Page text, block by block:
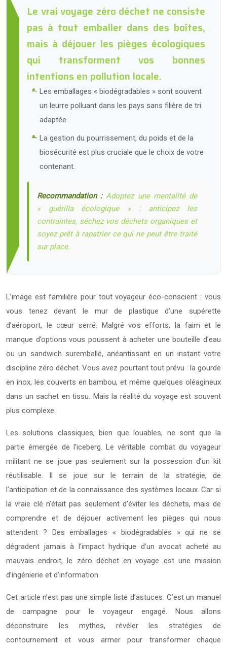
Le vrai voyage zéro déchet ne consiste
pas à tout emballer dans des boîtes,
mais à déjouer les pièges écologiques
qui transforment vos bonnes
intentions en pollution locale.
Les emballages « biodégradables » sont souvent
un leurre polluant dans les pays sans filière de tri
adaptée.
La gestion du pourrissement, du poids et de la
biosécurité est plus cruciale que le choix de votre
contenant.
Recommandation :Adoptez une mentalité de
« guérilla écologique » : anticipez les
contraintes, séchez vos déchets organiques et
soyez prêt à rapatrier ce qui ne peut être traité
sur place.
L’image est familière pour tout voyageur éco-conscient : vous
vous tenez devant le mur de plastique d’une supérette
d’aéroport, le cœur serré. Malgré vos efforts, la faim et le
manque d’options vous poussent à acheter une bouteille d’eau
ou un sandwich suremballé, anéantissant en un instant votre
discipline zéro déchet. Vous avez pourtant tout prévu : la gourde
en inox, les couverts en bambou, et même quelques oléagineux
dans un sachet en tissu. Mais la réalité du voyage est souvent
plus complexe.
Les solutions classiques, bien que louables, ne sont que la
partie émergée de l’iceberg. Le véritable combat du voyageur
militant ne se joue pas seulement sur la possession d’un kit
réutilisable. Il se joue sur le terrain de la stratégie, de
l’anticipation et de la connaissance des systèmes locaux. Car si
la vraie clé n’était pas seulement d’éviter les déchets, mais de
comprendre et de déjouer activement les pièges qui nous
attendent ? Des emballages « biodégradables » qui ne se
dégradent jamais à l’impact hydrique d’un avocat acheté au
mauvais endroit, le zéro déchet en voyage est une mission
d’ingénierie et d’information.
Cet article n’est pas une simple liste d’astuces. C’est un manuel
de campagne pour le voyageur engagé. Nous allons
déconstruire les mythes, révéler les stratégies de
contournement et vous armer pour transformer chaque